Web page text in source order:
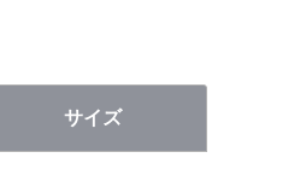
サイズ